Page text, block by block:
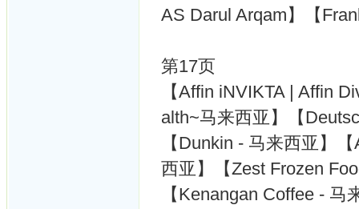
AS Darul Arqam】【
第17页
【Affin iNVIKTA | Affin
alth~马来西亚】【
【Dunkin - 马来西亚】
西亚】【Zest Frozen
【Kenangan Coffee -